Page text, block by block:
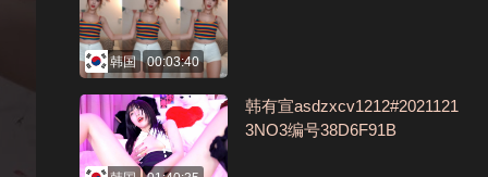
韩国 00:03:40
韩有宣asdzxcv1212#2021121
3NO3编号38D6F91B